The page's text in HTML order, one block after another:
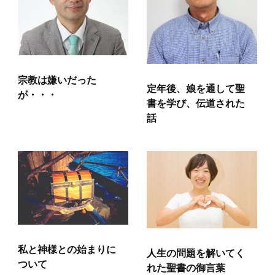
宗教は嫌いだった
が・・・
定年後、娘を通して聖
書を学び、伝道された
話
私と神様との始まりに
ついて
人生の問題を解いてく
れた聖書の御言葉